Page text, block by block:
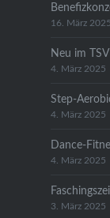
16. März 2025
Neu im
4. März 2025
Step-
4. März 2025
Dance-
4. März 2025
3. März 2025